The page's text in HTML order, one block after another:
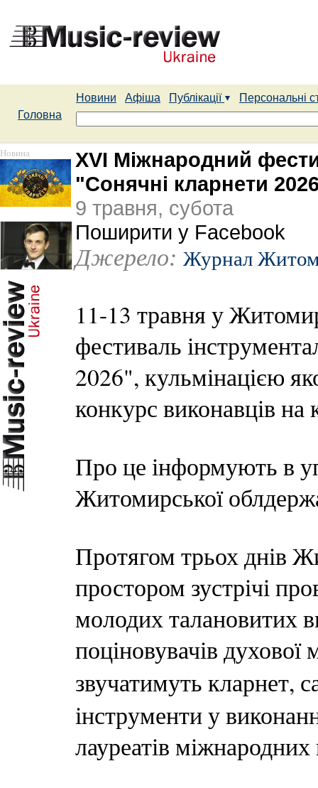
Новини Афіша Публікації
Персональні
Головна
Новина
XVI Міжнародний
"Сонячні кларнети
9 травня, субота
Поширити у Facebook
Джерело: Журнал
11-13 травня у
фестиваль
2026", кульмінацією
конкурс виконавців на
Про це інформують в
Житомирської
Протягом трьох днів
простором зустрічі
молодих талановитих
поціновувачів
звучатимуть кларнет,
інструменти у
лауреатів міжнародних